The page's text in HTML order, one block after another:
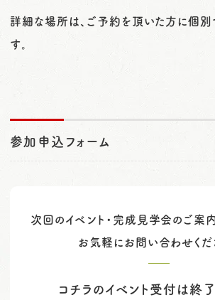
詳細な場所は、ご予約を頂いた方に個別
す。
参加申込フォーム
次回のイベント・完成見学会のご案
お気軽にお問い合わせくだ
コチラのイベント受付は終